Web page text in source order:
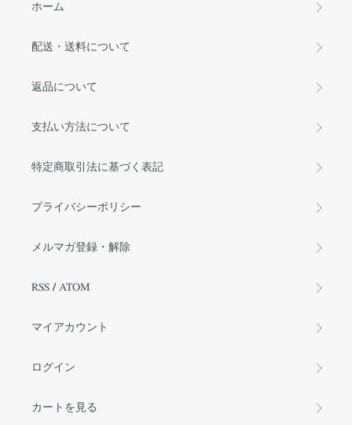
ホーム
配送・送料について
返品について
支払い方法について
特定商取引法に基づく表記
プライバシーポリシー
メルマガ登録・解除
RSS / ATOM
マイアカウント
ログイン
カートを見る